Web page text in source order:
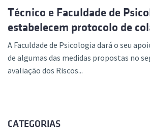
Técnico e Faculdade de
estabelecem protocolo de
A Faculdade de Psicologia dará o seu
de algumas das medidas propostas no
avaliação dos Riscos...
CATEGORIAS